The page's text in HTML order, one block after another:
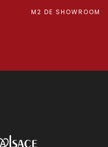
M2 DE SHOWROOM